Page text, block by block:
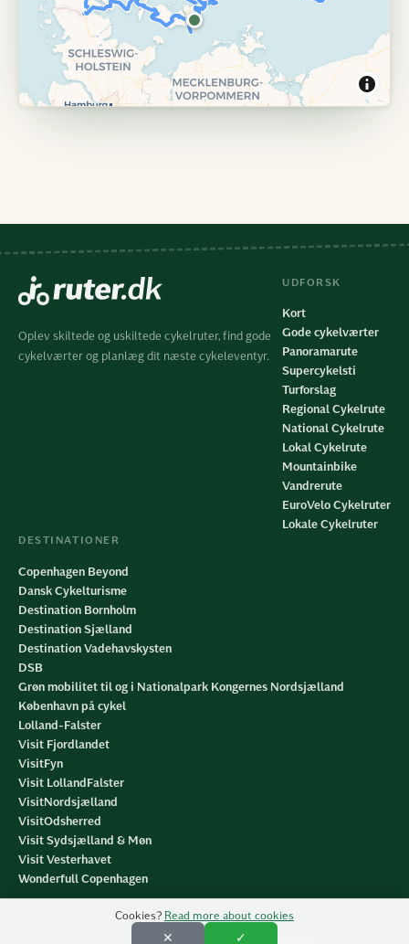
Oplev skiltede og uskiltede cykelruter, find gode
cykelværter og planlæg dit næste cykeleventyr.
UDFORSK
Kort
Gode cykelværter
Panoramarute
Supercykelsti
Turforslag
Regional Cykelrute
National Cykelrute
Lokal Cykelrute
Mountainbike
Vandrerute
EuroVelo Cykelruter
Lokale Cykelruter
DESTINATIONER
Copenhagen Beyond
Dansk Cykelturisme
Destination Bornholm
Destination Sjælland
Destination Vadehavskysten
DSB
Grøn mobilitet til og i Nationalpark Kongernes Nordsjælland
København på cykel
Lolland-Falster
Visit Fjordlandet
VisitFyn
Visit LollandFalster
VisitNordsjælland
VisitOdsherred
Visit Sydsjælland & Møn
Visit Vesterhavet
Wonderfull Copenhagen
Et projekt af Dansk Cykelturismecykelturisme.dkPrivatlivspolitik
Cookies? Read more about cookies
✕ ✓